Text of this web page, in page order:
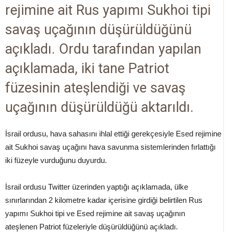
rejimine ait Rus yapımı Sukhoi tipi
savaş uçağının düşürüldüğünü
açıkladı. Ordu tarafından yapılan
açıklamada, iki tane Patriot
füzesinin ateşlendiği ve savaş
uçağının düşürüldüğü aktarıldı.
İsrail ordusu, hava sahasını ihlal ettiği gerekçesiyle Esed rejimine
ait Sukhoi savaş uçağını hava savunma sistemlerinden fırlattığı
iki füzeyle vurduğunu duyurdu.
İsrail ordusu Twitter üzerinden yaptığı açıklamada, ülke
sınırlarından 2 kilometre kadar içerisine girdiği belirtilen Rus
yapımı Sukhoi tipi ve Esed rejimine ait savaş uçağının
ateşlenen Patriot füzeleriyle düşürüldüğünü açıkladı.